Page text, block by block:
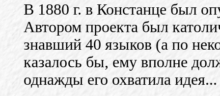
В 1880 г. в Констанце был
Автором проекта был
знавший 40 языков (а по
казалось бы, ему вполне
однажды его охватила идея...